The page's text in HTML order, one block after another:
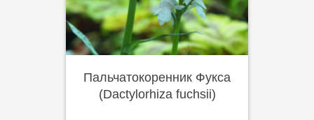
Пальчатокоренник Фукса
(Dactylorhiza fuchsii)